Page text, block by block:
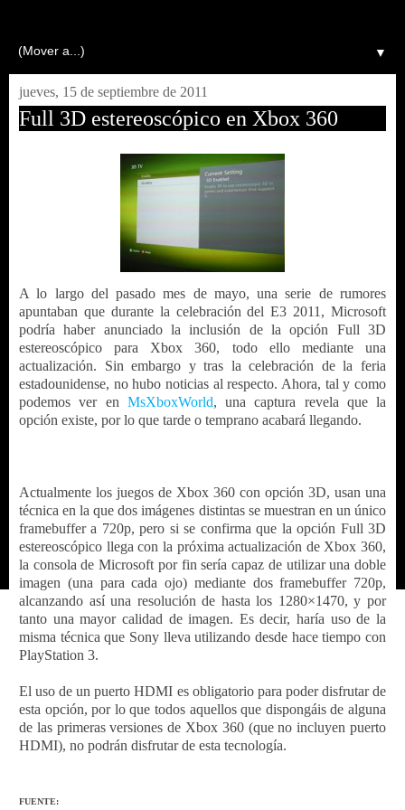
▼
jueves, 15 de septiembre de 2011
Full 3D estereoscópico en Xbox 360
A lo largo del pasado mes de mayo, una serie de rumores
apuntaban que durante la celebración del E3 2011, Microsoft
podría haber anunciado la inclusión de la opción Full 3D
estereoscópico para Xbox 360, todo ello mediante una
actualización. Sin embargo y tras la celebración de la feria
estadounidense, no hubo noticias al respecto. Ahora, tal y como
podemos ver en MsXboxWorld, una captura revela que la
opción existe, por lo que tarde o temprano acabará llegando.
Actualmente los juegos de Xbox 360 con opción 3D, usan una
técnica en la que dos imágenes distintas se muestran en un único
framebuffer a 720p, pero si se confirma que la opción Full 3D
estereoscópico llega con la próxima actualización de Xbox 360,
la consola de Microsoft por fin sería capaz de utilizar una doble
imagen (una para cada ojo) mediante dos framebuffer 720p,
alcanzando así una resolución de hasta los 1280×1470, y por
tanto una mayor calidad de imagen. Es decir, haría uso de la
misma técnica que Sony lleva utilizando desde hace tiempo con
PlayStation 3.
El uso de un puerto HDMI es obligatorio para poder disfrutar de
esta opción, por lo que todos aquellos que dispongáis de alguna
de las primeras versiones de Xbox 360 (que no incluyen puerto
HDMI), no podrán disfrutar de esta tecnología.
FUENTE: